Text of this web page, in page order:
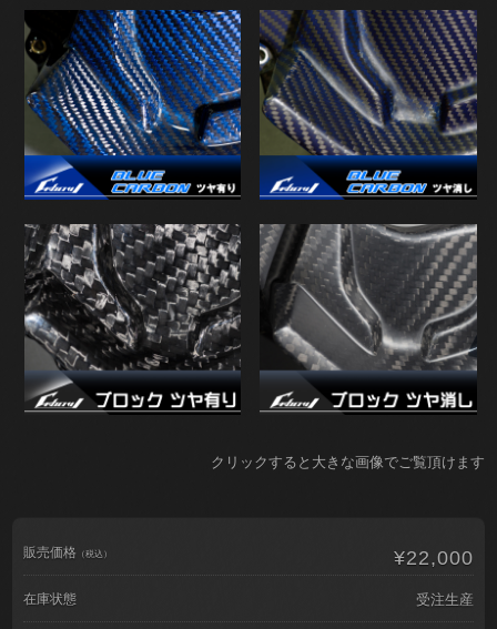
クリックすると大きな画像でご覧頂けます
販売価格 （税込） ¥22,000
在庫状態 受注生産